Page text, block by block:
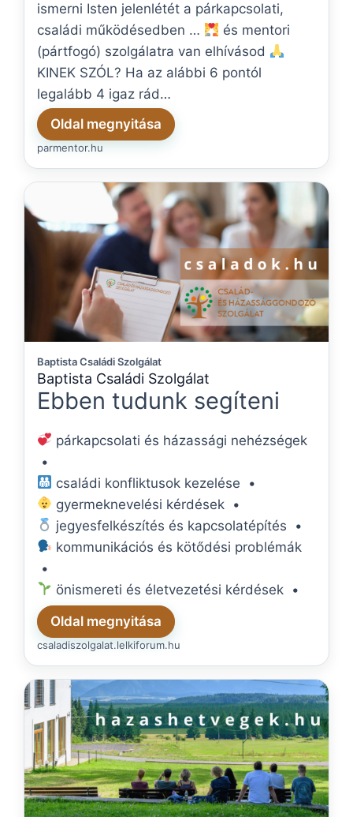
ismerni Isten jelenlétét a párkapcsolati,
családi működésedben …
és mentori
(pártfogó) szolgálatra van elhívásod
KINEK SZÓL? Ha az alábbi 6 pontól
legalább 4 igaz rád…
Oldal megnyitása
parmentor.hu
Baptista Családi Szolgálat
Baptista Családi Szolgálat
Ebben tudunk segíteni
párkapcsolati és házassági nehézségek
•
családi konfliktusok kezelése •
gyermeknevelési kérdések •
jegyesfelkészítés és kapcsolatépítés •
kommunikációs és kötődési problémák
•
önismereti és életvezetési kérdések •
szorongás és önértékelési problémák •
krízisek és veszteségek feldolgozása •
hivatás- és életcél keresése •
közösségi és családi programok
Oldal megnyitása
csaladiszolgalat.lelkiforum.hu